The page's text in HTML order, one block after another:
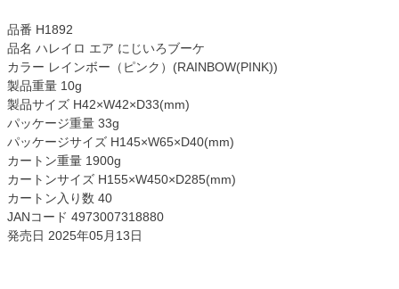
品番 H1892
品名 ハレイロ エア にじいろブーケ
カラー レインボー（ピンク）(RAINBOW(PINK))
製品重量 10g
製品サイズ H42×W42×D33(mm)
パッケージ重量 33g
パッケージサイズ H145×W65×D40(mm)
カートン重量 1900g
カートンサイズ H155×W450×D285(mm)
カートン入り数 40
JANコード 4973007318880
発売日 2025年05月13日